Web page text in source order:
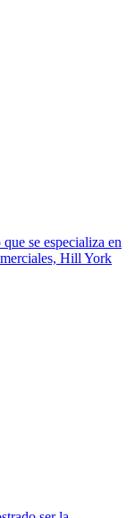
se especializa en
Hill York